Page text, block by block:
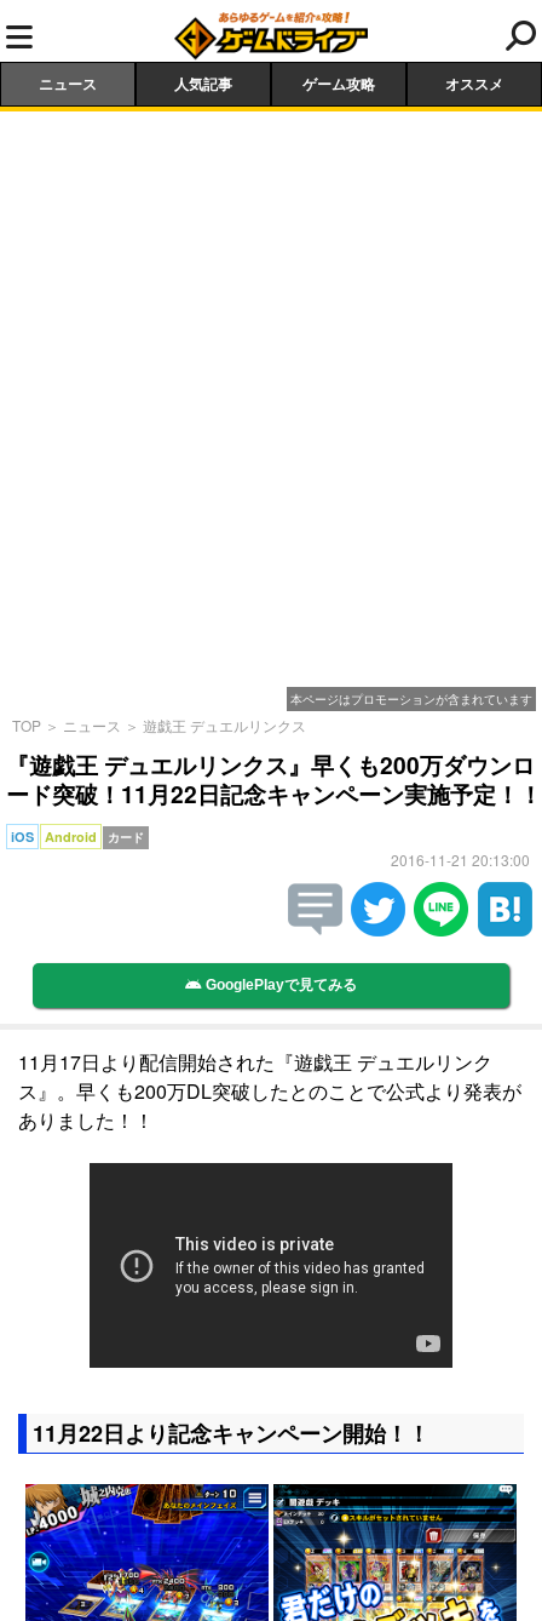
ニュース 人気記事 ゲーム攻略 オススメ
本ページはプロモーションが含まれています
TOP ＞ ニュース ＞ 遊戯王 デュエルリンクス
『遊戯王 デュエルリンクス』早くも200万ダウンロ
ード突破！11月22日記念キャンペーン実施予定！！
iOS Android カード
2016-11-21 20:13:00
GooglePlayで見てみる
11月17日より配信開始された『遊戯王 デュエルリンク
ス』。早くも200万DL突破したとのことで公式より発表が
ありました！！
11月22日より記念キャンペーン開始！！